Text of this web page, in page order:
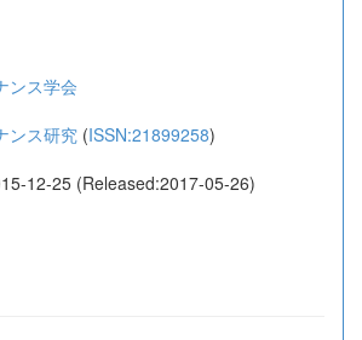
ンス学会
ンス研究 (ISSN:21899258)
12-25 (Released:2017-05-26)